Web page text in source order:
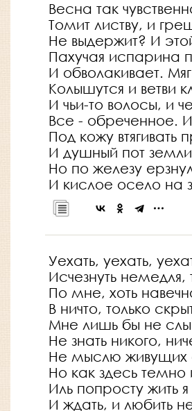
Весна так
Томит листву, и
Не выдержит? И
Пахучая испарина
И обволакивает.
Колышутся и ветви
И чьи-то волосы, и
Все - обреченное.
Под кожу втягивать
И душный пот
Но по железу
И кислое осело на
Уехать, уехать,
Исчезнуть немедля,
По мне, хоть
В ничто, только
Мне лишь бы не
Не знать никого,
Не мыслю живущих
Но как здесь темно
Иль попросту жить
И ждать, и любить